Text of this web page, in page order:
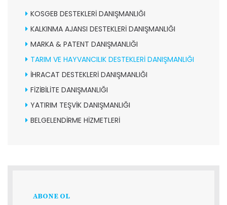
KOSGEB DESTEKLERİ DANIŞMANLIĞI
KALKINMA AJANSI DESTEKLERİ DANIŞMANLIĞI
MARKA & PATENT DANIŞMANLIĞI
TARIM VE HAYVANCILIK DESTEKLERİ DANIŞMANLIĞI
İHRACAT DESTEKLERİ DANIŞMANLIĞI
FİZİBİLİTE DANIŞMANLIĞI
YATIRIM TEŞVİK DANIŞMANLIĞI
BELGELENDİRME HİZMETLERİ
ABONE OL